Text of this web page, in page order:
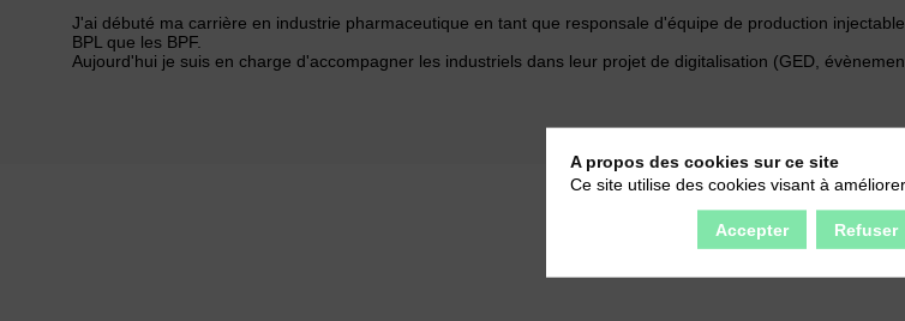
J'ai débuté ma carrière en industrie pharmaceutique en tant que responsale d'équipe de production
BPL que les BPF.
Aujourd'hui je suis en charge d'accompagner les industriels dans leur projet de digitalisation (GED,
A propos des cookies sur ce site
Ce site utilise des cookies visant à
Accepter Refuser